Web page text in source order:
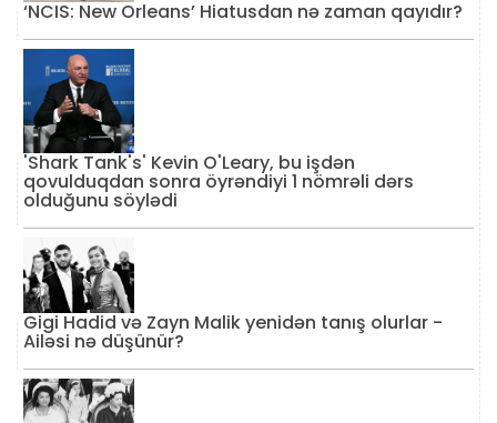
‘NCIS: New Orleans’ Hiatusdan nə zaman qayıdır?
'Shark Tank's' Kevin O'Leary, bu işdən
qovulduqdan sonra öyrəndiyi 1 nömrəli dərs
olduğunu söylədi
Gigi Hadid və Zayn Malik yenidən tanış olurlar -
Ailəsi nə düşünür?